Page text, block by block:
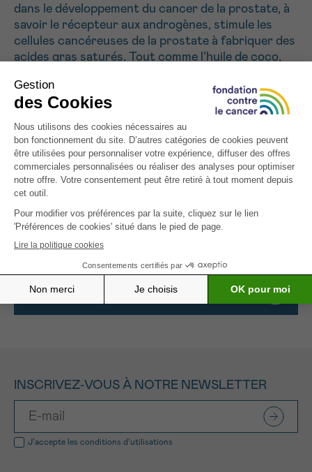
dans le développement du cancer de la prostate, à
savoir le récepteur aux androgènes, stimule les
cellules cancéreuses de la prostate à fabriquer des
acides gras saturés. Tout comme l’huile de coco,
conservent longtemps sans qu’ils ne deviennent
« rances ». Les acides gras saturés protègent
donc les cellules cancéreuses contre l’influence
néfaste de l’oxygène. Si nous parvenons à stopper
la production de ces acides gras, les cellules
cancéreuses deviendraient beaucoup plus
sensibles à l’oxygène et nous pourrions les détruire
tenter de développer concrètement cette
stratégie dans l’espoir de sauver des vies humaines.
Tous les projets soutenus
INSCRIVEZ-VOUS À NOTRE NEWSLETTER
J’accepte les conditions d’utilisations